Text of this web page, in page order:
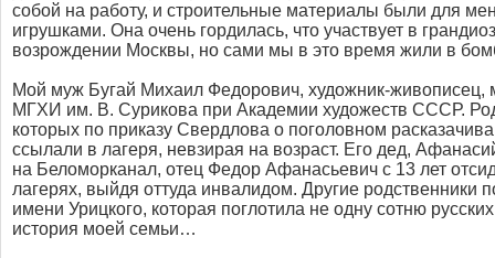
собой на работу, и строительные материалы были для
игрушками. Она очень гордилась, что участвует в
возрождении Москвы, но сами мы в это время жили в
Мой муж Бугай Михаил Федорович, художник-живописец,
МГХИ им. В. Сурикова при Академии художеств СССР.
которых по приказу Свердлова о поголовном
ссылали в лагеря, невзирая на возраст. Его дед,
на Беломорканал, отец Федор Афанасьевич с 13 лет
лагерях, выйдя оттуда инвалидом. Другие родственники
имени Урицкого, которая поглотила не одну сотню
история моей семьи…